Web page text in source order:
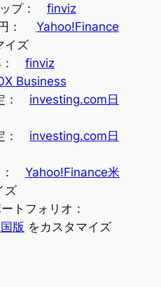
プ： finviz
円： Yahoo!Finance
イズ
： finviz
Business
： investing.com日
： investing.com日
： Yahoo!Finance米
ズ
ートフォリオ：
版 をカスタマイズ